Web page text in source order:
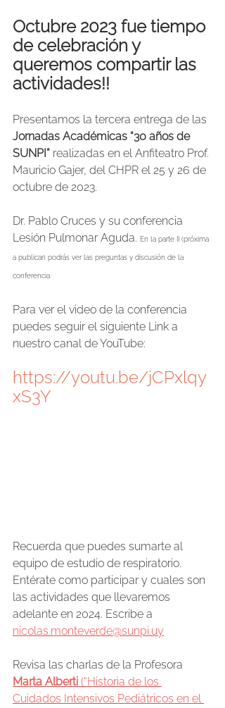
Octubre 2023 fue tiempo
de celebración y
queremos compartir las
actividades!!
Presentamos la tercera entrega de las
Jornadas Académicas “30 años de
SUNPI” realizadas en el Anfiteatro Prof.
Mauricio Gajer, del CHPR el 25 y 26 de
octubre de 2023.
Dr. Pablo Cruces y su conferencia
Lesión Pulmonar Aguda. En la parte II (próxima
a publicar) podrás ver las preguntas y discusión de la
conferencia
Para ver el video de la conferencia
puedes seguir el siguiente Link a
nuestro canal de YouTube:
https://youtu.be/jCPxlqy
xS3Y
Recuerda que puedes sumarte al
equipo de estudio de respiratorio.
Entérate como participar y cuales son
las actividades que llevaremos
adelante en 2024. Escribe a
nicolas.monteverde@sunpi.uy
Revisa las charlas de la Profesora
Marta Alberti (“Historia de los
Cuidados Intensivos Pediátricos en el